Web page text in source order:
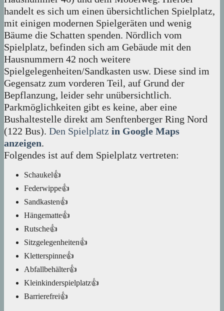
handelt es sich um einen übersichtlichen Spielplatz,
mit einigen modernen Spielgeräten und wenig
Bäume die Schatten spenden. Nördlich vom
Spielplatz, befinden sich am Gebäude mit den
Hausnummern 42 noch weitere
Spielgelegenheiten/Sandkasten usw. Diese sind im
Gegensatz zum vorderen Teil, auf Grund der
Bepflanzung, leider sehr unübersichtlich.
Parkmöglichkeiten gibt es keine, aber eine
Bushaltestelle direkt am Senftenberger Ring Nord
(122 Bus). Den Spielplatz in Google Maps
anzeigen.
Folgendes ist auf dem Spielplatz vertreten:
Schaukel👍
Federwippe👍
Sandkasten👍
Hängematte👍
Rutsche👍
Sitzgelegenheiten👍
Kletterspinne👍
Abfallbehälter👍
Kleinkinderspielplatz👍
Barrierefrei👍